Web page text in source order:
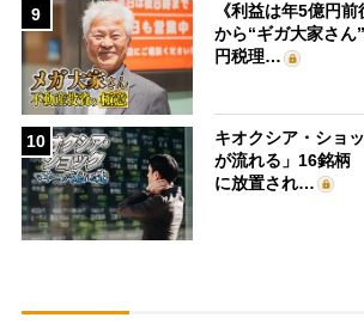
9
《利益は年5億円
から“ギガ大家さん
円税理…
10
キオクシア・ショ
が流れる」16銘柄
に放置され…